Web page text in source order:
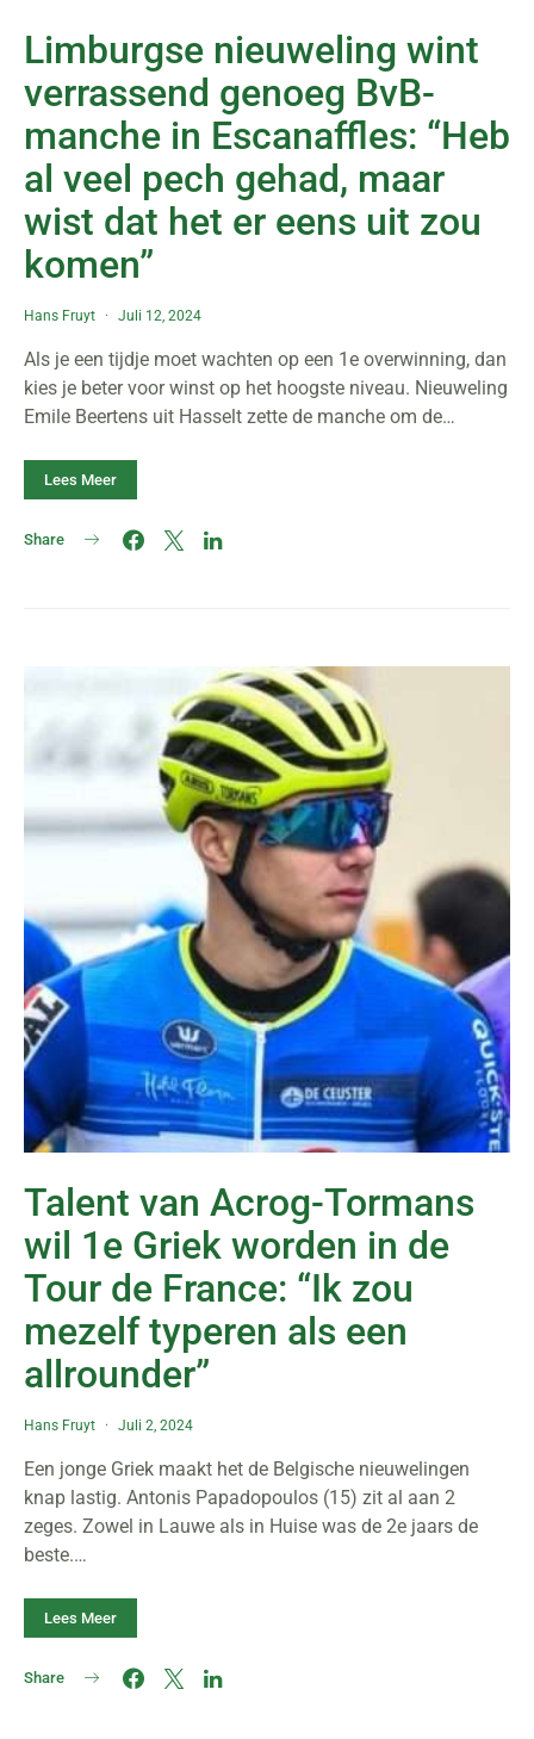
Limburgse nieuweling wint
verrassend genoeg BvB-
manche in Escanaffles: “Heb
al veel pech gehad, maar
wist dat het er eens uit zou
komen”
Hans Fruyt Juli 12, 2024
Als je een tijdje moet wachten op een 1e overwinning, dan
kies je beter voor winst op het hoogste niveau. Nieuweling
Emile Beertens uit Hasselt zette de manche om de…
Lees Meer
Share
Talent van Acrog-Tormans
wil 1e Griek worden in de
Tour de France: “Ik zou
mezelf typeren als een
allrounder”
Hans Fruyt Juli 2, 2024
Een jonge Griek maakt het de Belgische nieuwelingen
knap lastig. Antonis Papadopoulos (15) zit al aan 2
zeges. Zowel in Lauwe als in Huise was de 2e jaars de
beste.…
Lees Meer
Share